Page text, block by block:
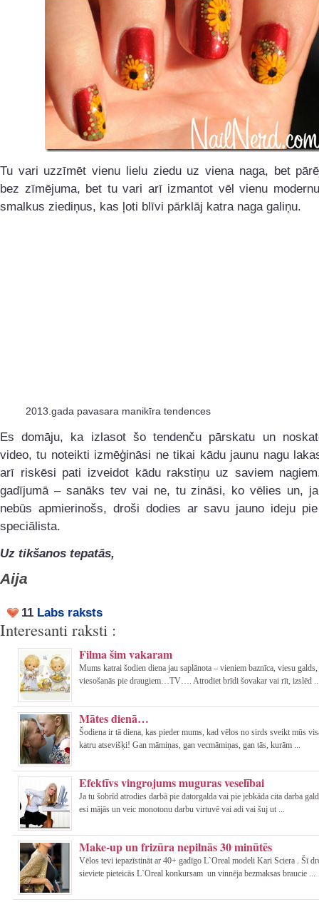
Tu vari uzzīmēt vienu lielu ziedu uz viena naga, bet
bez zīmējuma, bet tu vari arī izmantot vēl vienu
smalkus ziediņus, kas ļoti blīvi pārklāj katra naga galiņu.
2013.gada pavasara manikīra tendences
Es domāju, ka izlasot šo tendenču pārskatu un
video, tu noteikti izmēģināsi ne tikai kādu jaunu nagu
arī riskēsi pati izveidot kādu rakstiņu uz saviem
gadījumā – sanāks tev vai ne, tu zināsi, ko vēlies un,
nebūs apmierinošs, droši dodies ar savu jauno ideju
speciālista.
Uz tikšanos tepatās,
Aija
11 Labs raksts
Interesanti raksti :
Filma šim vakaram
Mums katrai šodien diena jau saplānota – vieniem baznīca, viesu
viesošanās pie draugiem…TV…. Atrodiet brīdi šovakar vai rīt, izslēd
Mātes dienā…
Šodiena ir tā diena, kas pieder mums, kad vēlos no sirds sveikt mūs
katru atsevišķi! Gan māmiņas, gan vecmāmiņas, gan tās, kurām ...
Efektīvs vingrojums muguras veselībai
Ja tu šobrīd atrodies darbā pie datorgalda vai pie jebkāda cita darba
esi mājās un veic monotonu darbu virtuvē vai adi vai šuj ut ...
Make-up un frizūra nepilnās 30 minūtēs
Vēlos tevi iepazīstināt ar 40+ gadīgo L`Oreal modeli Kari Sciera . Šī
sieviete pieteicās L`Oreal konkursam un vinnēja bezmaksas braucie ...